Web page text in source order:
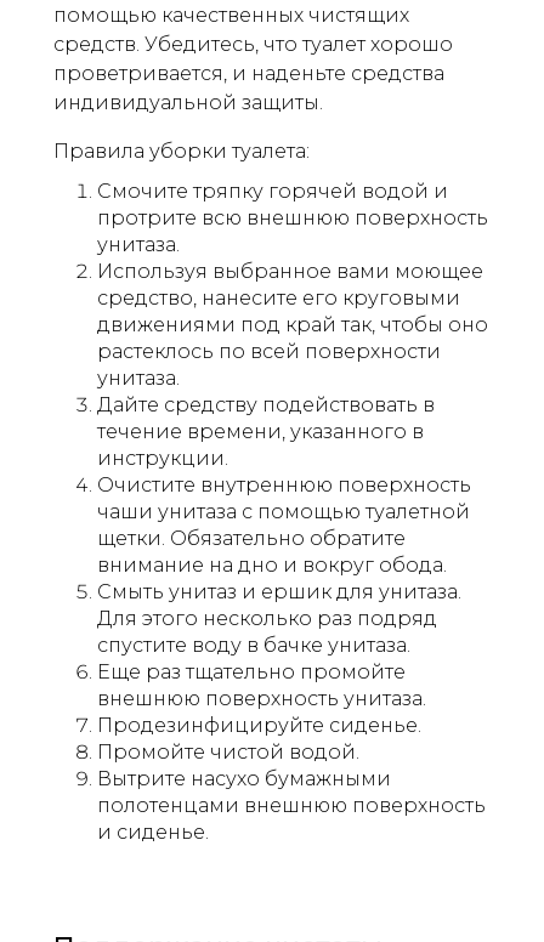
помощью качественных чистящих
средств. Убедитесь, что туалет хорошо
проветривается, и наденьте средства
индивидуальной защиты.
Правила уборки туалета:
Смочите тряпку горячей водой и
протрите всю внешнюю поверхность
унитаза.
Используя выбранное вами моющее
средство, нанесите его круговыми
движениями под край так, чтобы оно
растеклось по всей поверхности
унитаза.
Дайте средству подействовать в
течение времени, указанного в
инструкции.
Очистите внутреннюю поверхность
чаши унитаза с помощью туалетной
щетки. Обязательно обратите
внимание на дно и вокруг обода.
Смыть унитаз и ершик для унитаза.
Для этого несколько раз подряд
спустите воду в бачке унитаза.
Еще раз тщательно промойте
внешнюю поверхность унитаза.
Продезинфицируйте сиденье.
Промойте чистой водой.
Вытрите насухо бумажными
полотенцами внешнюю поверхность
и сиденье.